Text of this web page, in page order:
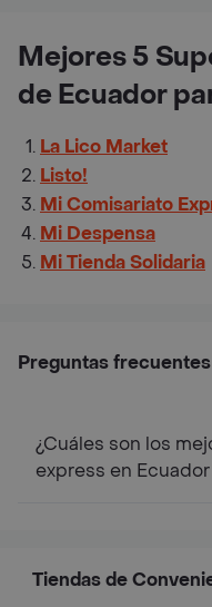
Mejores 5
de Ecuador
La Lico Market
Listo!
Mi Comisariato
Mi Despensa
Mi Tienda Solidaria
Preguntas frecuentes
¿Cuáles son los
express en
Tiendas de